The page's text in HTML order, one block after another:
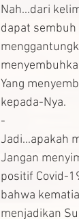
Nah...dari
dapat
Yang
kepada-Nya.
-
Jadi...apakah
Jangan
positif Covid-
bahwa
menjadikan